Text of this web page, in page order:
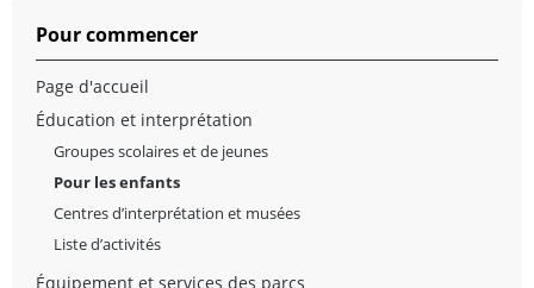
Pour commencer
Page d'accueil
Éducation et interprétation
Groupes scolaires et de jeunes
Pour les enfants
Centres d’interprétation et musées
Liste d’activités
Équipement et services des parcs